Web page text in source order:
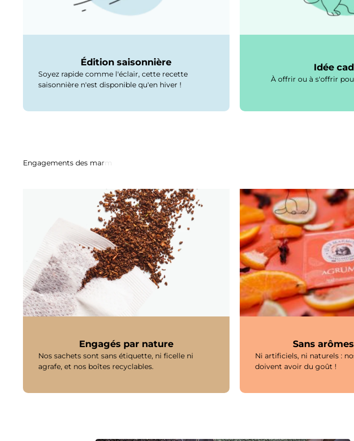
Édition saisonnière
Soyez rapide comme l'éclair, cette recette
saisonnière n'est disponible qu'en hiver !
Idée
À offrir ou à s'offrir
Engagés par nature
Nos sachets sont sans étiquette, ni ficelle ni
agrafe, et nos boîtes recyclables.
Sans
Ni artificiels, ni naturels :
doivent avoir du goût !